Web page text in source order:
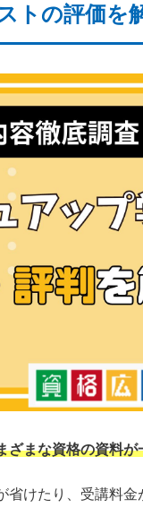
トの評価を
ざまな資格の資料
省けたり、受講料